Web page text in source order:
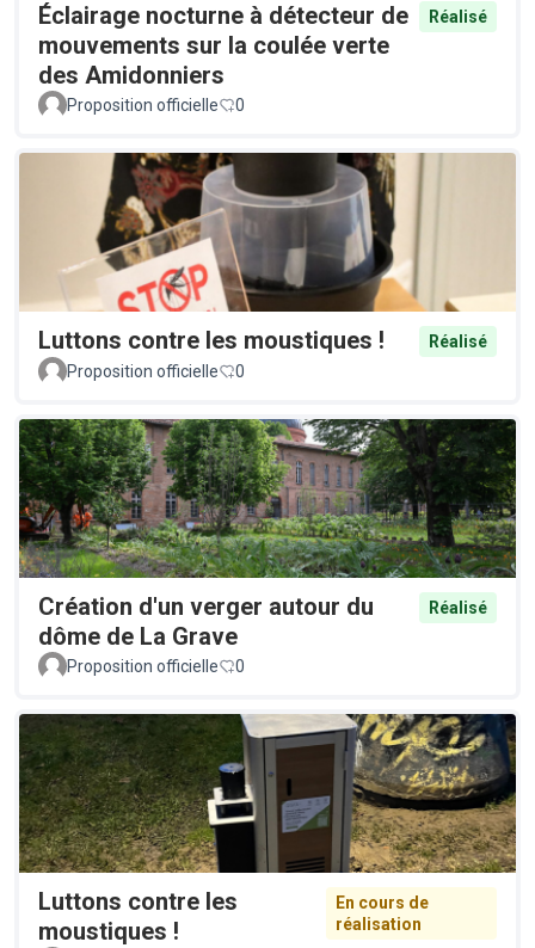
Éclairage nocturne à détecteur de
mouvements sur la coulée verte
des Amidonniers
Réalisé
Proposition officielle 0
Luttons contre les moustiques !
Réalisé
Proposition officielle
0
Création d'un verger autour du
dôme de La Grave
Réalisé
Proposition officielle 0
Luttons contre les
moustiques !
En cours de
réalisation